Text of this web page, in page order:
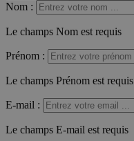
Nom :
Le champs Nom est requis
Prénom :
Le champs Prénom est requis
E-mail :
Le champs E-mail est requis